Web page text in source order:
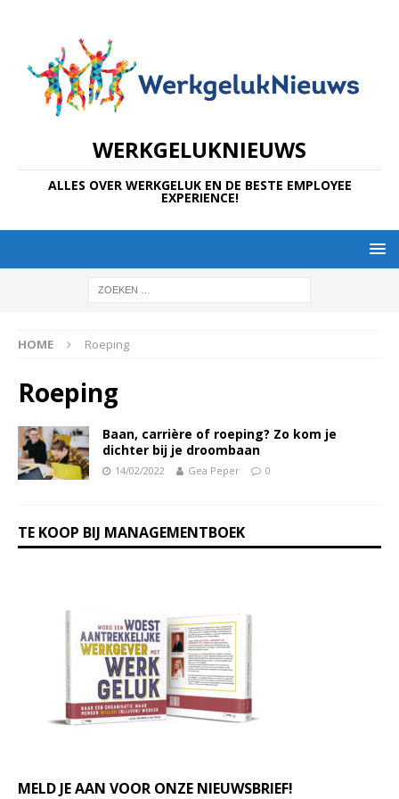
WERKGELUKNIEUWS
ALLES OVER WERKGELUK EN DE BESTE EMPLOYEE
EXPERIENCE!
HOME Roeping
Roeping
Baan, carrière of roeping? Zo kom je
dichter bij je droombaan
14/02/2022 Gea Peper 0
TE KOOP BIJ MANAGEMENTBOEK
MELD JE AAN VOOR ONZE NIEUWSBRIEF!